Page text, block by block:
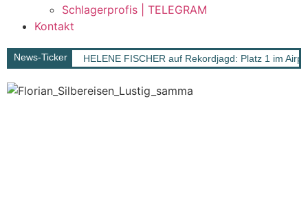
Schlagerprofis | TELEGRAM
Kontakt
News-Ticker HELENE FISCHER auf Rekordjagd: Platz 1 im